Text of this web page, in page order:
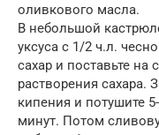
оливкового масла.
В небольшой
уксуса с 1/2 ч.л.
сахар и поставьте на
растворения сахара.
кипения и потушите
минут. Потом